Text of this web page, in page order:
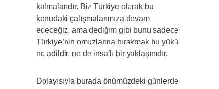
kalmalarıdır. Biz Türkiye olarak bu
konudaki çalışmalarımıza devam
edeceğiz, ama dediğim gibi bunu sadece
Türkiye’nin omuzlarına bırakmak bu yükü
ne adildir, ne de insaflı bir yaklaşımdır.
Dolayısıyla burada önümüzdeki günlerde